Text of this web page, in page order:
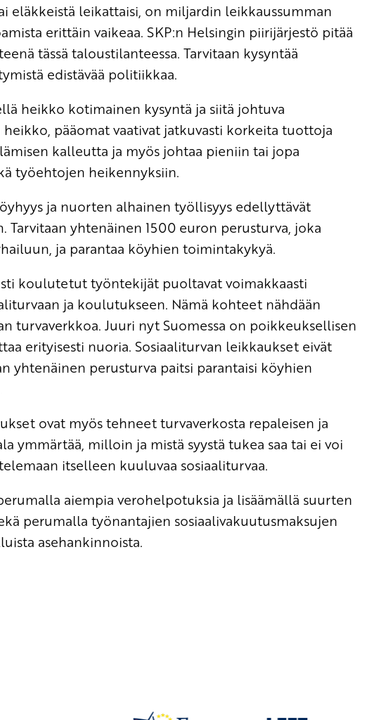
eläkkeistä leikattaisi, on miljardin leikkaussumman
erittäin vaikeaa. SKP:n Helsingin piirijärjestö pitää
tässä taloustilanteessa. Tarvitaan kysyntää
edistävää politiikkaa.
heikko kotimainen kysyntä ja siitä johtuva
pääomat vaativat jatkuvasti korkeita tuottoja
kalleutta ja myös johtaa pieniin tai jopa
työehtojen heikennyksiin.
ja nuorten alhainen työllisyys edellyttävät
Tarvitaan yhtenäinen 1500 euron perusturva, joka
ja parantaa köyhien toimintakykyä.
koulutetut työntekijät puoltavat voimakkaasti
ja koulutukseen. Nämä kohteet nähdään
turvaverkkoa. Juuri nyt Suomessa on poikkeuksellisen
erityisesti nuoria. Sosiaaliturvan leikkaukset eivät
yhtenäinen perusturva paitsi parantaisi köyhien
ovat myös tehneet turvaverkosta repaleisen ja
ymmärtää, milloin ja mistä syystä tukea saa tai ei voi
itselleen kuuluvaa sosiaaliturvaa.
aiempia verohelpotuksia ja lisäämällä suurten
perumalla työnantajien sosiaalivakuutusmaksujen
asehankinnoista.